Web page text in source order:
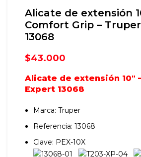
Alicate de extensión
Comfort Grip –
13068
$43.000
Alicate de extensión 10″
Expert 13068
Marca: Truper
Referencia: 13068
Clave: PEX-10X